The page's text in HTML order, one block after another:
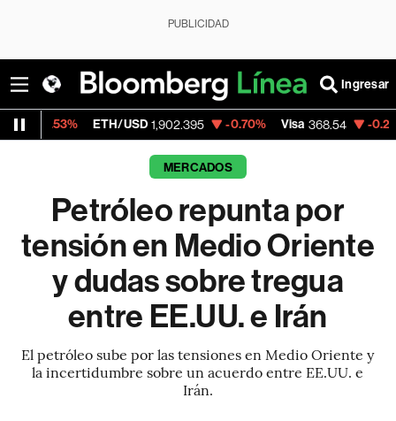
PUBLICIDAD
Ingresar
ETH/USD 1,902.395 -0.70% Visa 368.54 -0.28%
MERCADOS
Petróleo repunta por
tensión en Medio Oriente
y dudas sobre tregua
entre EE.UU. e Irán
El petróleo sube por las tensiones en Medio Oriente y
la incertidumbre sobre un acuerdo entre EE.UU. e
Irán.